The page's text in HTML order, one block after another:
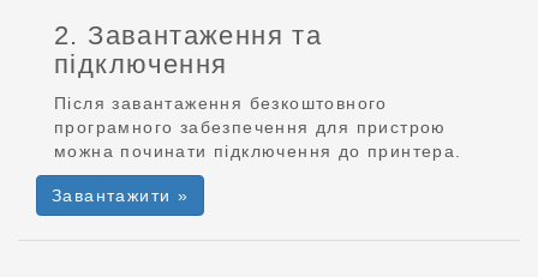
2. Завантаження та
підключення
Після завантаження безкоштовного
програмного забезпечення для пристрою
можна починати підключення до принтера.
Завантажити »